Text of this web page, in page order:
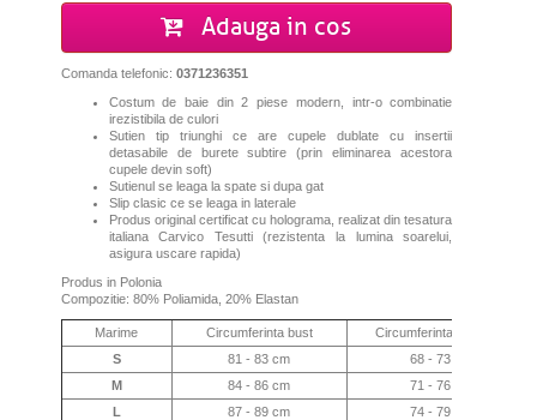
Adauga in cos
Comanda telefonic: 0371236351
Costum de baie din 2 piese modern, intr-o combinatie
irezistibila de culori
Sutien tip triunghi ce are cupele dublate cu insertii
detasabile de burete subtire (prin eliminarea acestora
cupele devin soft)
Sutienul se leaga la spate si dupa gat
Slip clasic ce se leaga in laterale
Produs original certificat cu holograma, realizat din tesatura
italiana Carvico Tesutti (rezistenta la lumina soarelui,
asigura uscare rapida)
Produs in Polonia
Compozitie: 80% Poliamida, 20% Elastan
Marime Circumferinta bust
Circumferinta sub bust
S
81 - 83 cm
68 - 73 cm
M
84 - 86 cm
71 - 76 cm
L
87 - 89 cm
74 - 79 cm